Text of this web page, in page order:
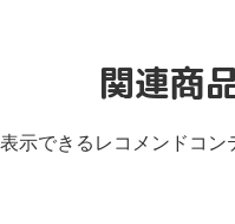
関連商
表示できるレコメンドコン